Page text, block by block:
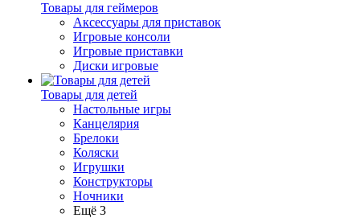
Товары для геймеров
Аксессуары для приставок
Игровые консоли
Игровые приставки
Диски игровые
Товары для детей
Настольные игры
Канцелярия
Брелоки
Коляски
Игрушки
Конструкторы
Ночники
Ещё 3